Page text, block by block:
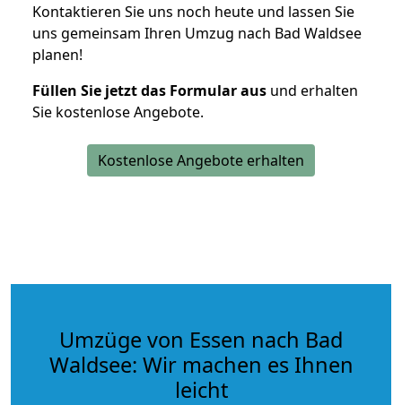
Kontaktieren Sie uns noch heute und lassen Sie
uns gemeinsam Ihren Umzug nach Bad Waldsee
planen!
Füllen Sie jetzt das Formular aus und erhalten
Sie kostenlose Angebote.
Kostenlose Angebote erhalten
Umzüge von Essen nach Bad
Waldsee: Wir machen es Ihnen
leicht